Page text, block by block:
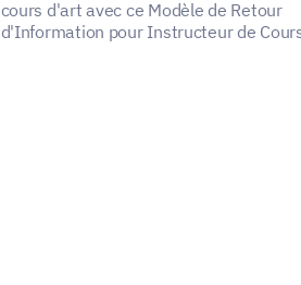
cours d'art avec ce Modèle de Retour
d'Information pour Instructeur de